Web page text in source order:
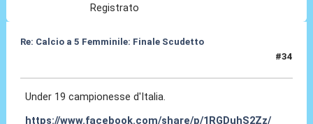
Registrato
Re: Calcio a 5 Femminile: Finale Scudetto
#34
Under 19 campionesse d'Italia.
https://www.facebook.com/share/p/1RGDuhS2Zz/